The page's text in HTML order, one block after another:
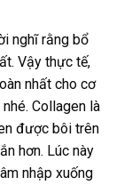
nghĩ rằng bổ
Vậy thực tế,
nhất cho cơ
Collagen là
được bôi trên
hơn. Lúc này
nhập xuống